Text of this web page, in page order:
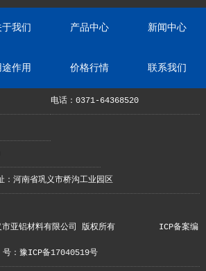
于我们 产品中心 新闻中心
途作用 价格行情 联系我们
电话：0371-64368520
：河南省巩义市桥沟工业园区
市亚铝材料有限公司 版权所有 ICP备案编
号：豫ICP备17040519号